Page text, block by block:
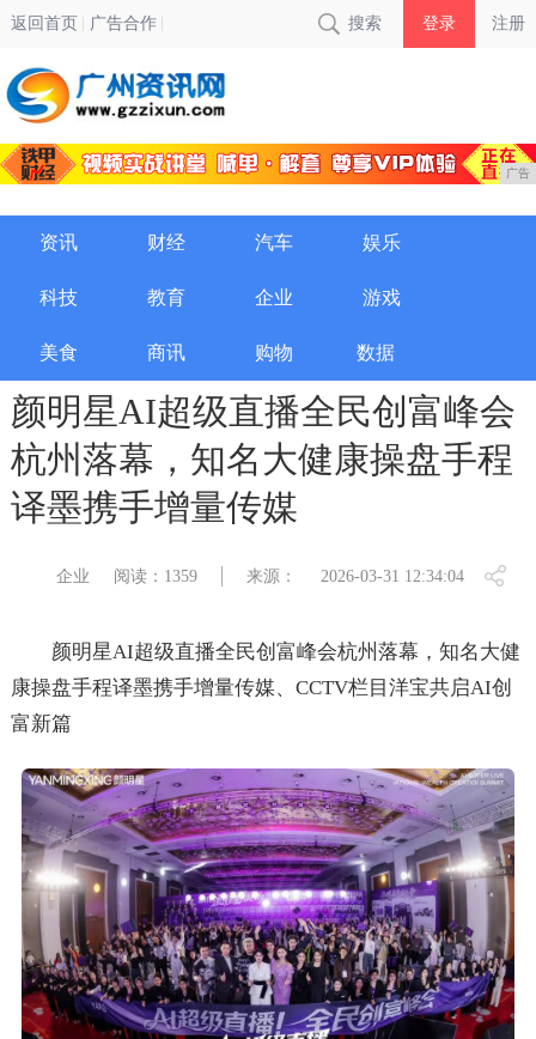
返回首页 广告合作 搜索 登录 注册
广告
资讯 财经 汽车 娱乐
科技 教育 企业 游戏
美食 商讯 购物 数据
颜明星AI超级直播全民创富峰会
杭州落幕，知名大健康操盘手程
译墨携手增量传媒
企业 阅读：1359 来源： 2026-03-31 12:34:04
颜明星AI超级直播全民创富峰会杭州落幕，知名大健
康操盘手程译墨携手增量传媒、CCTV栏目洋宝共启AI创
富新篇